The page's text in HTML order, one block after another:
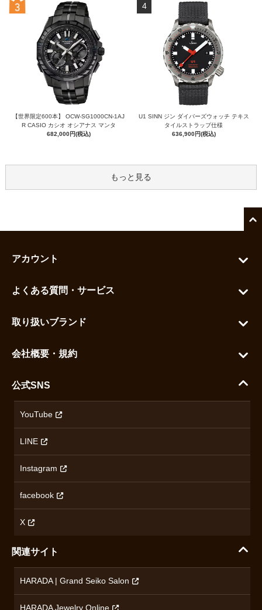
【世界限定600本】 OCW-SG1000CN-1AJ
R CASIO カシオ オシアナス マンタ
682,000円(税込)
4
U1 SINN ジン ダイバーズウォッチ テキス
タイルストラップ仕様
636,900円(税込)
もっと見る
アカウント
お気に入りを見る
よくある質問・サービス
ご利用ガイド
配送・送料について
ハラダの保証とアフターサービス
取り扱いブランド
セイコー
カシオ
オリエントスター
ロンジン
チューダー
ブランド一覧を見る
会社概要・規約
沿革
プライバシーポリシー
無断転載・商用利用について
コンテンツ制作ポリシーおよび生成AIの利用指針
公式SNS
YouTube
LINE
Instagram
facebook
X
関連サイト
HARADA | Grand Seiko Salon
HARADA Jewelry Online